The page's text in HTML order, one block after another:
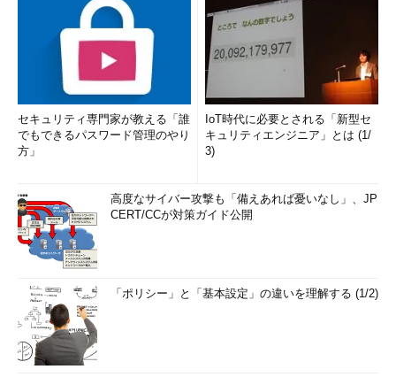
セキュリティ専門家が教える「誰
でもできるパスワード管理のやり
方」
IoT時代に必要とされる「新型セ
キュリティエンジニア」とは (1/
3)
高度なサイバー攻撃も「備えあれば憂いなし」、JP
CERT/CCが対策ガイド公開
「ポリシー」と「基本設定」の違いを理解する (1/2)